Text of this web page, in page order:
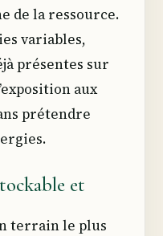
de la ressource.
variables,
présentes sur
aux
prétendre
et
terrain le plus